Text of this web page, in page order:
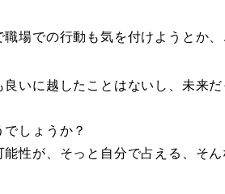
場での行動も気を付けようとか
いに越したことはないし、未来
しょうか？
性が、そっと自分で占える、そん